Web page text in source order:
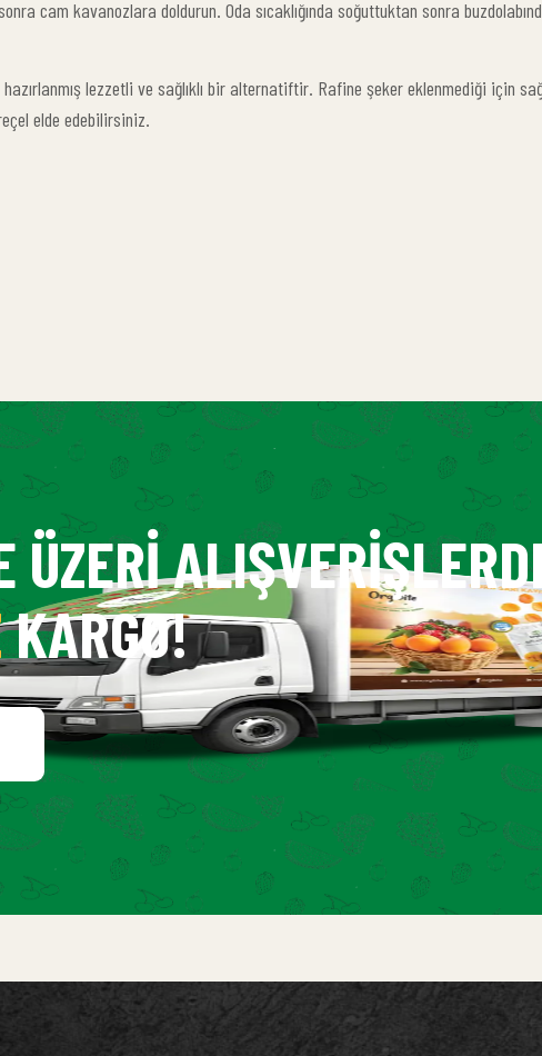
cam kavanozlara doldurun. Oda sıcaklığında soğuttuktan sonra
lezzetli ve sağlıklı bir alternatiftir. Rafine şeker eklenmediği için
elde edebilirsiniz.
KARGO!